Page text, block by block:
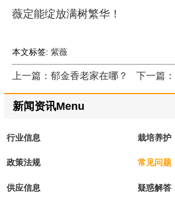
薇定能绽放满树繁华！
本文标签: 紫薇
上一篇：郁金香老家在哪？
新闻资讯Menu
行业信息 栽培养护
政策法规 常见问题
供应信息 疑惑解答